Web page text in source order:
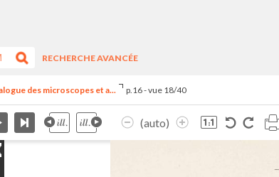
RECHERCHE AVANCÉE
des microscopes et a... p.16 - vue 18/40
(auto)